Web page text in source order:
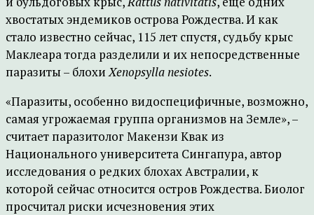
хвостатых эндемиков острова Рождества. И как
стало известно сейчас, 115 лет спустя, судьбу крыс
Маклеара тогда разделили и их непосредственные
паразиты – блохиXenopsylla nesiotes.
«Паразиты, особенно видоспецифичные, возможно,
самая угрожаемая группа организмов на Земле», –
считает паразитолог Макензи Квак из
Национального университета Сингапура, автор
исследования о редких блохах Австралии, к
которой сейчас относится остров Рождества. Биолог
просчитал риски исчезновения этих